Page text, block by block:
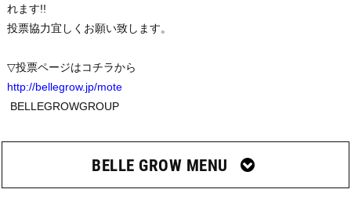
れます!!
投票協力宜しくお願い致します。
▽投票ページはコチラから
http://bellegrow.jp/mote
BELLEGROWGROUP
BELLE GROW MENU